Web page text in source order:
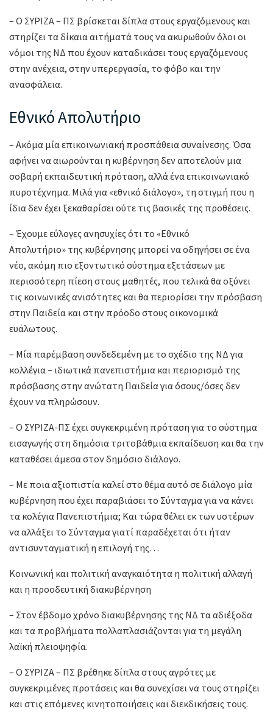
– Ο ΣΥΡΙΖΑ – ΠΣ βρίσκεται δίπλα στους εργαζόμενους και
στηρίζει τα δίκαια αιτήματά τους να ακυρωθούν όλοι οι
νόμοι της ΝΔ που έχουν καταδικάσει τους εργαζόμενους
στην ανέχεια, στην υπερεργασία, το φόβο και την
ανασφάλεια.
Εθνικό Απολυτήριο
– Ακόμα μία επικοινωνιακή προσπάθεια συναίνεσης. Όσα
αφήνει να αιωρούνται η κυβέρνηση δεν αποτελούν μια
σοβαρή εκπαιδευτική πρόταση, αλλά ένα επικοινωνιακό
πυροτέχνημα. Μιλά για «εθνικό διάλογο», τη στιγμή που η
ίδια δεν έχει ξεκαθαρίσει ούτε τις βασικές της προθέσεις.
– Έχουμε εύλογες ανησυχίες ότι το «Εθνικό
Απολυτήριο» της κυβέρνησης μπορεί να οδηγήσει σε ένα
νέο, ακόμη πιο εξοντωτικό σύστημα εξετάσεων με
περισσότερη πίεση στους μαθητές, που τελικά θα οξύνει
τις κοινωνικές ανισότητες και θα περιορίσει την πρόσβαση
στην Παιδεία και στην πρόοδο στους οικονομικά
ευάλωτους.
– Μία παρέμβαση συνδεδεμένη με το σχέδιο της ΝΔ για
κολλέγια – ιδιωτικά πανεπιστήμια και περιορισμό της
πρόσβασης στην ανώτατη Παιδεία για όσους/όσες δεν
έχουν να πληρώσουν.
– Ο ΣΥΡΙΖΑ-ΠΣ έχει συγκεκριμένη πρόταση για το σύστημα
εισαγωγής στη δημόσια τριτοβάθμια εκπαίδευση και θα την
καταθέσει άμεσα στον δημόσιο διάλογο.
– Με ποια αξιοπιστία καλεί στο θέμα αυτό σε διάλογο μία
κυβέρνηση που έχει παραβιάσει το Σύνταγμα για να κάνει
τα κολέγια Πανεπιστήμια; Και τώρα θέλει εκ των υστέρων
να αλλάξει το Σύνταγμα γιατί παραδέχεται ότι ήταν
αντισυνταγματική η επιλογή της…
Κοινωνική και πολιτική αναγκαιότητα η πολιτική αλλαγή
και η προοδευτική διακυβέρνηση
– Στον έβδομο χρόνο διακυβέρνησης της ΝΔ τα αδιέξοδα
και τα προβλήματα πολλαπλασιάζονται για τη μεγάλη
λαϊκή πλειοψηφία.
– Ο ΣΥΡΙΖΑ – ΠΣ βρέθηκε δίπλα στους αγρότες με
συγκεκριμένες προτάσεις και θα συνεχίσει να τους στηρίζει
και στις επόμενες κινητοποιήσεις και διεκδικήσεις τους.